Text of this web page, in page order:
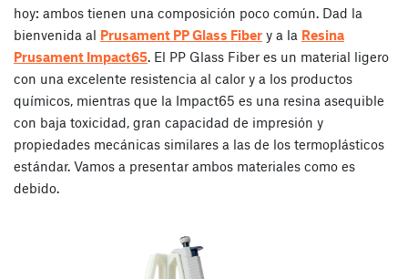
hoy: ambos tienen una composición poco común. Dad la
bienvenida al Prusament PP Glass Fiber y a la Resina
Prusament Impact65. El PP Glass Fiber es un material ligero
con una excelente resistencia al calor y a los productos
químicos, mientras que la Impact65 es una resina asequible
con baja toxicidad, gran capacidad de impresión y
propiedades mecánicas similares a las de los termoplásticos
estándar. Vamos a presentar ambos materiales como es
debido.